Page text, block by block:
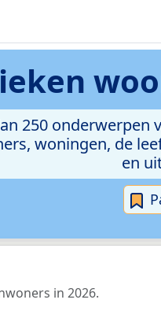
250
woningen, de
en
in 2026.